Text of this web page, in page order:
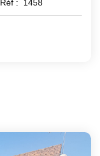
Réf : 1458